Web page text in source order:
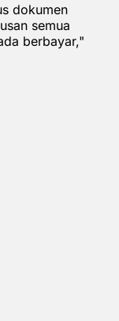
dokumen
semua
berbayar,"